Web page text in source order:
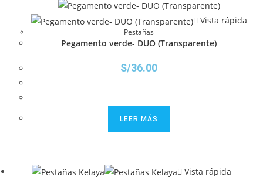
Vista rápida
Pestañas
Pegamento verde- DUO (Transparente)
S/36.00
LEER MÁS
Vista rápida